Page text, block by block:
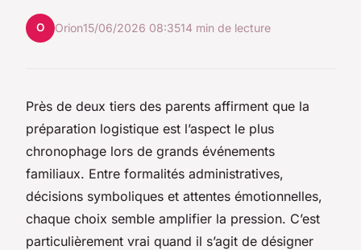
O Orion15/06/2026 08:3514 min de lecture
Près de deux tiers des parents affirment que la
préparation logistique est l’aspect le plus
chronophage lors de grands événements
familiaux. Entre formalités administratives,
décisions symboliques et attentes émotionnelles,
chaque choix semble amplifier la pression. C’est
particulièrement vrai quand il s’agit de désigner